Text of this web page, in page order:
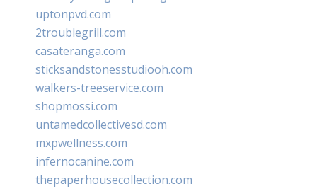
uptonpvd.com
2troublegrill.com
casateranga.com
sticksandstonesstudiooh.com
walkers-treeservice.com
shopmossi.com
untamedcollectivesd.com
mxpwellness.com
infernocanine.com
thepaperhousecollection.com